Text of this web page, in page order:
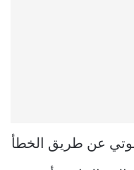
عن طريق الخطأ